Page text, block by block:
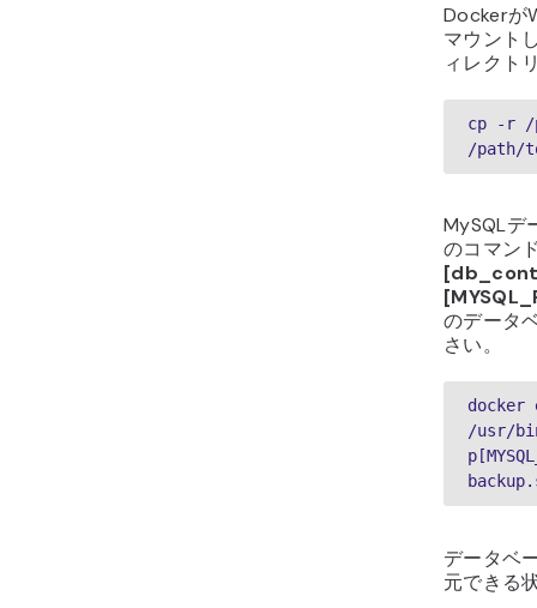
Dockerが
マウント
ィレクト
cp -r /
/path/
MySQLデ
のコマン
のデータ
さい。
docker
/usr/
データベ
元できる